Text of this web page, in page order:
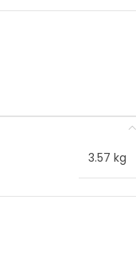
3.57 kg